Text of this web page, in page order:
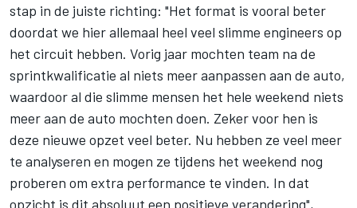
stap in de juiste richting: "Het format is vooral beter
doordat we hier allemaal heel veel slimme engineers op
het circuit hebben. Vorig jaar mochten team na de
sprintkwalificatie al niets meer aanpassen aan de auto,
waardoor al die slimme mensen het hele weekend niets
meer aan de auto mochten doen. Zeker voor hen is
deze nieuwe opzet veel beter. Nu hebben ze veel meer
te analyseren en mogen ze tijdens het weekend nog
proberen om extra performance te vinden. In dat
opzicht is dit absoluut een positieve verandering",